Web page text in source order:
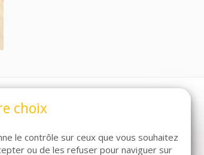
choix
le contrôle sur ceux que vous souhaitez
ou de les refuser pour naviguer sur